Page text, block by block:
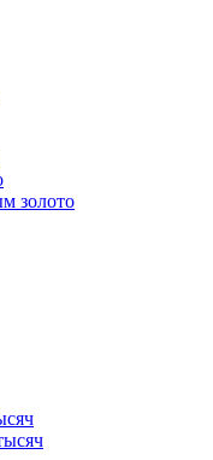
золото